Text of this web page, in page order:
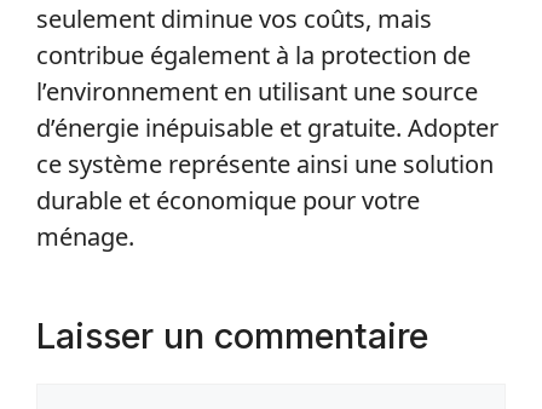
seulement diminue vos coûts, mais
contribue également à la protection de
l’environnement en utilisant une source
d’énergie inépuisable et gratuite. Adopter
ce système représente ainsi une solution
durable et économique pour votre
ménage.
Laisser un commentaire